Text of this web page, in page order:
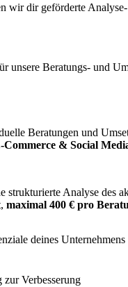
dir geförderte
unsere Beratungs- und
Beratungen und
Commerce & Social
strukturierte Analyse des
maximal 400 € pro
deines
Verbesserung